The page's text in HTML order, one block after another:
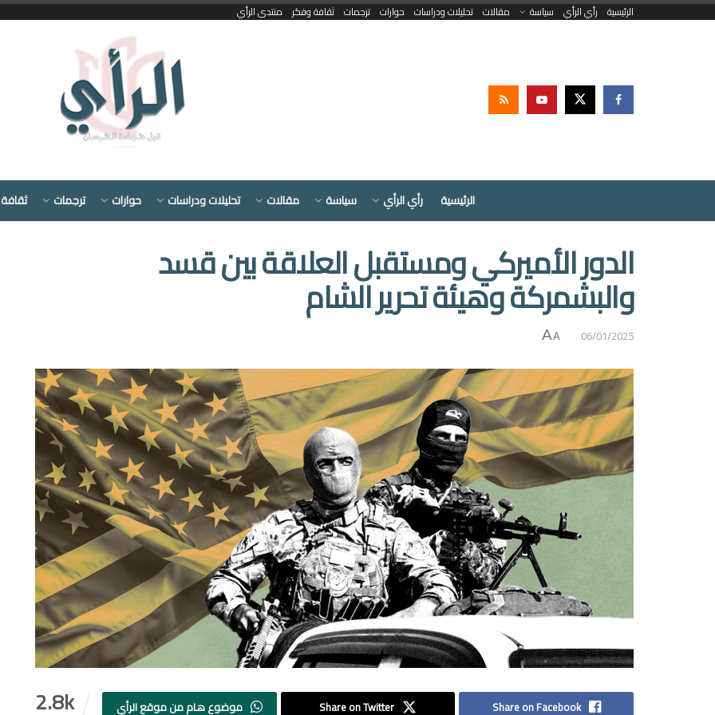
الرئيسية رأي الرأي سياسة مقالات تحليلات ودراسات حوارات ترجمات ثقافة وفكر منتدى الرأي
الرئيسية رأي الرأي سياسة مقالات تحليلات ودراسات حوارات ترجمات
الدور الأميركي ومستقبل العلاقة بين قسد
والبشمركة وهيئة تحرير الشام
06/01/2025
A
A
2.8k Share on Facebook
Share on Twitter
موضوع هام من موقع الرأي